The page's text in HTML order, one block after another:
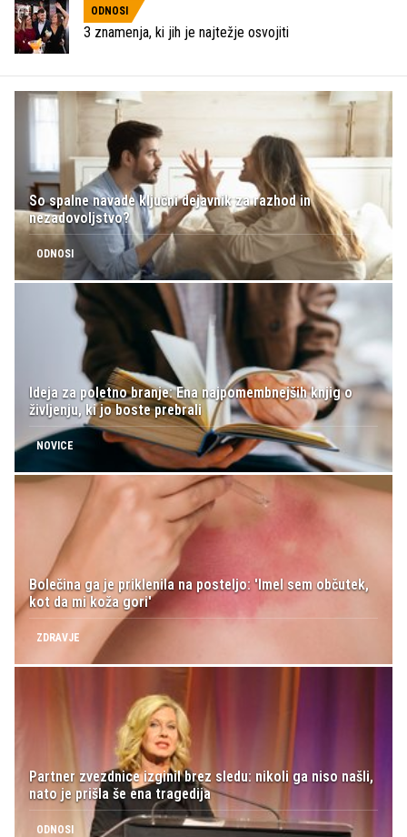
ODNOSI
3 znamenja, ki jih je najtežje osvojiti
So spalne navade ključni dejavnik za razhod in
nezadovoljstvo?
ODNOSI
Ideja za poletno branje: Ena najpomembnejših knjig o
življenju, ki jo boste prebrali
NOVICE
Bolečina ga je priklenila na posteljo: 'Imel sem občutek,
kot da mi koža gori'
ZDRAVJE
Partner zvezdnice izginil brez sledu: nikoli ga niso našli,
nato je prišla še ena tragedija
ODNOSI